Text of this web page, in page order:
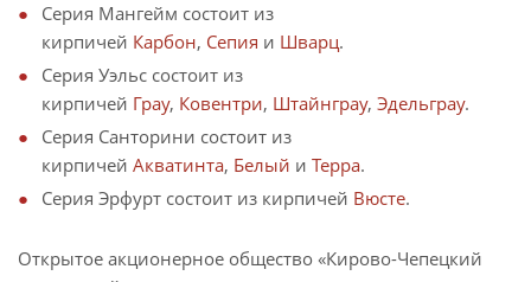
Серия Мангейм состоит из
кирпичей Карбон, Сепия и Шварц.
Серия Уэльс состоит из
кирпичей Грау, Ковентри, Штайнграу, Эдельграу.
Серия Санторини состоит из
кирпичей Акватинта, Белый и Терра.
Серия Эрфурт состоит из кирпичей Вюсте.
Открытое акционерное общество «Кирово-Чепецкий